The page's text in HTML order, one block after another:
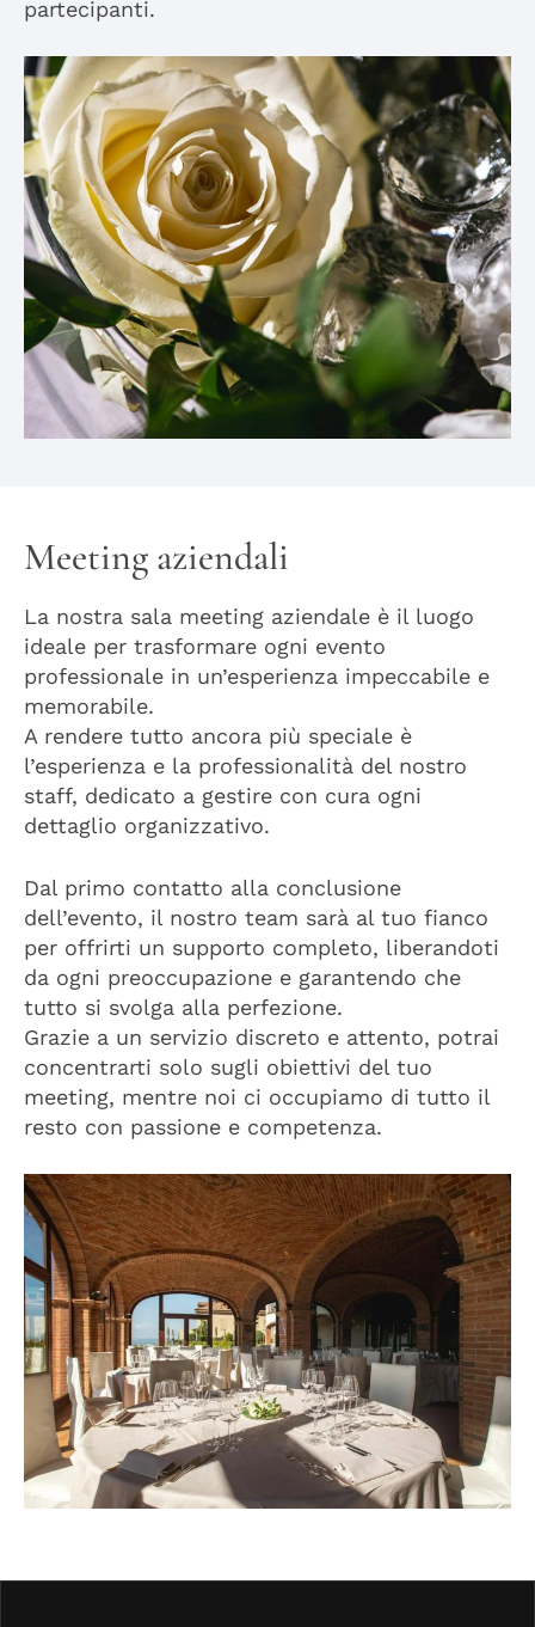
partecipanti.
Meeting aziendali
La nostra sala meeting aziendale è il luogo
ideale per trasformare ogni evento
professionale in un’esperienza impeccabile e
memorabile.
A rendere tutto ancora più speciale è
l’esperienza e la professionalità del nostro
staff, dedicato a gestire con cura ogni
dettaglio organizzativo.
Dal primo contatto alla conclusione
dell’evento, il nostro team sarà al tuo fianco
per offrirti un supporto completo, liberandoti
da ogni preoccupazione e garantendo che
tutto si svolga alla perfezione.
Grazie a un servizio discreto e attento, potrai
concentrarti solo sugli obiettivi del tuo
meeting, mentre noi ci occupiamo di tutto il
resto con passione e competenza.